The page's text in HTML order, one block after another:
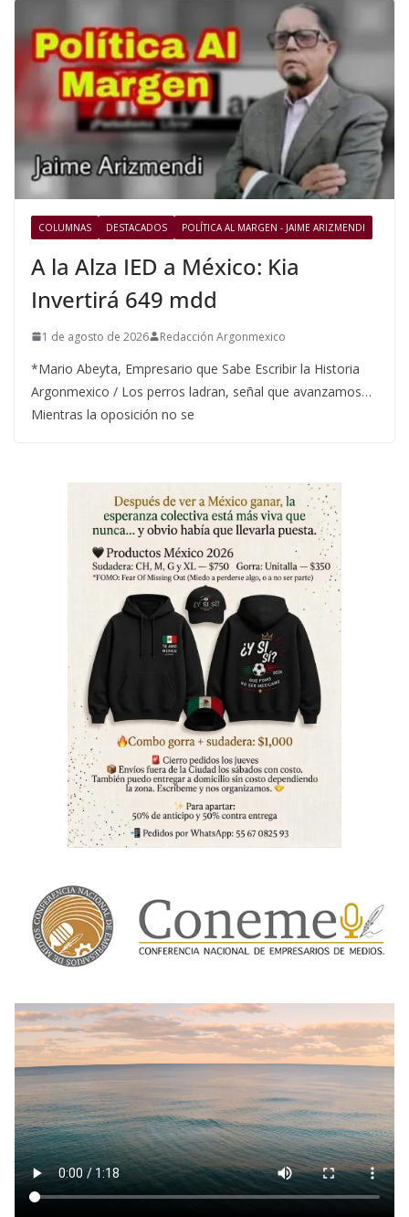
COLUMNAS DESTACADOS POLÍTICA AL MARGEN - JAIME ARIZMENDI
A la Alza IED a México: Kia
Invertirá 649 mdd
1 de agosto de 2026 Redacción Argonmexico
*Mario Abeyta, Empresario que Sabe Escribir la Historia
Argonmexico / Los perros ladran, señal que avanzamos…
Mientras la oposición no se